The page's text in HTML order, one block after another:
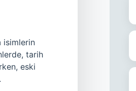
isimlerin
tarih
eski